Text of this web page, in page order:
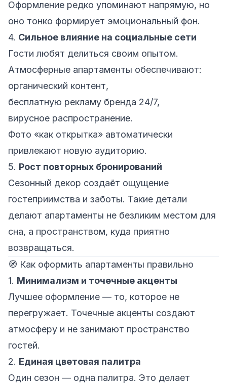
Оформление редко упоминают напрямую, но
оно тонко формирует эмоциональный фон.
4. Сильное влияние на социальные сети
Гости любят делиться своим опытом.
Атмосферные апартаменты обеспечивают:
органический контент,
бесплатную рекламу бренда 24/7,
вирусное распространение.
Фото «как открытка» автоматически
привлекают новую аудиторию.
5. Рост повторных бронирований
Сезонный декор создаёт ощущение
гостеприимства и заботы. Такие детали
делают апартаменты не безликим местом для
сна, а пространством, куда приятно
возвращаться.
🧭 Как оформить апартаменты правильно
1. Минимализм и точечные акценты
Лучшее оформление — то, которое не
перегружает. Точечные акценты создают
атмосферу и не занимают пространство
гостей.
2. Единая цветовая палитра
Один сезон — одна палитра. Это делает